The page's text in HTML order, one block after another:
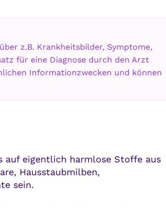
z.B. Krankheitsbilder, Symptome,
für eine Diagnose durch den Arzt
Informationzwecken und können
auf eigentlich harmlose Stoffe aus
Hausstaubmilben,
sein.